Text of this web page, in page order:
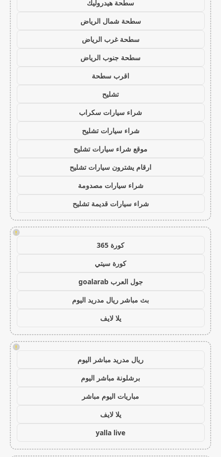
سطحة هيدروليك
سطحة شمال الرياض
سطحة غرب الرياض
سطحة جنوب الرياض
اقرب سطحة
تشليح
شراء سيارات سكراب
شراء سيارات تشليح
موقع شراء سيارات تشليح
ارقام يشترون سيارات تشليح
شراء سيارات مصدومة
شراء سيارات قديمة تشليح
!
كورة 365
كورة سيتي
جول العرب goalarab
بث مباشر ريال مدريد اليوم
يلا لايف
!
ريال مدريد مباشر اليوم
برشلونة مباشر اليوم
مباريات اليوم مباشر
يلا لايف
yalla live